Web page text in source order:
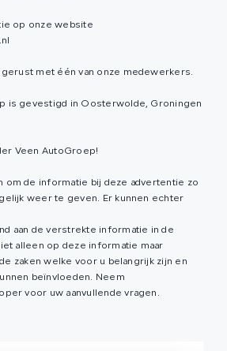
op onze website
met één van onze medewerkers.
is gevestigd in Oosterwolde, Groningen
Veen AutoGroep!
om de informatie bij deze advertentie zo
weer te geven. Er kunnen echter
aan de verstrekte informatie in de
alleen op deze informatie maar
zaken welke voor u belangrijk zijn en
beïnvloeden. Neem
voor uw aanvullende vragen.